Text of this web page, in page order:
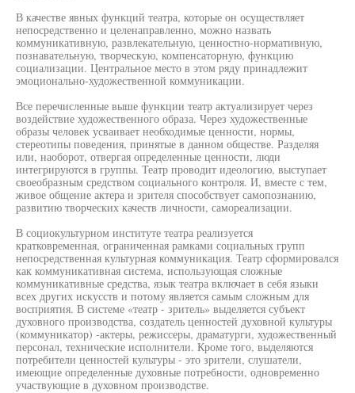
В качестве явных функций театра, которые он осуществляет
непосредственно и целенаправленно, можно назвать
коммуникативную, развлекательную, ценностно-нормативную,
познавательную, творческую, компенсаторную, функцию
социализации. Центральное место в этом ряду принадлежит
эмоционально-художественной коммуникации.
Все перечисленные выше функции театр актуализирует через
воздействие художественного образа. Через художественные
образы человек усваивает необходимые ценности, нормы,
стереотипы поведения, принятые в данном обществе. Разделяя
или, наоборот, отвергая определенные ценности, люди
интегрируются в группы. Театр проводит идеологию, выступает
своеобразным средством социального контроля. И, вместе с тем,
живое общение актера и зрителя способствует самопознанию,
развитию творческих качеств личности, самореализации.
В социокультурном институте театра реализуется
кратковременная, ограниченная рамками социальных групп
непосредственная культурная коммуникация. Театр сформировался
как коммуникативная система, использующая сложные
коммуникативные средства, язык театра включает в себя языки
всех других искусств и потому является самым сложным для
восприятия. В системе «театр - зритель» выделяется субъект
духовного производства, создатель ценностей духовной культуры
(коммуникатор) -актеры, режиссеры, драматурги, художественный
персонал, технические исполнители. Кроме того, выделяются
потребители ценностей культуры - это зрители, слушатели,
имеющие определенные духовные потребности, одновременно
участвующие в духовном производстве.